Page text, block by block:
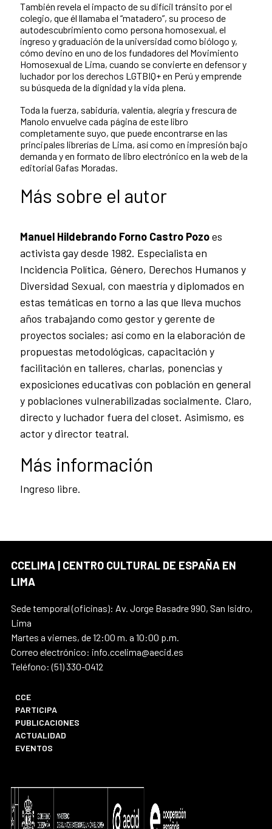
También revela el impacto de su difícil tránsito por el
colegio, que él llamaba el “matadero”, su proceso de
autodescubrimiento como persona homosexual, el
ingreso y graduación de la universidad como biólogo y,
cómo devino en uno de los fundadores del Movimiento
Homosexual de Lima, cuando se convierte en defensor y
luchador por los derechos LGTBIQ+ en Perú y emprende
su búsqueda de la dignidad y la vida plena.
Toda la fuerza, sabiduría, valentía, alegría y frescura de
Manolo envuelve cada página de este libro
completamente suyo, que puede encontrarse en las
principales librerías de Lima, así como en impresión bajo
demanda y en formato de libro electrónico en la web de la
editorial Gafas Moradas.
Más sobre el autor
Manuel Hildebrando Forno Castro Pozoes
activista gay desde 1982. Especialista en
Incidencia Política, Género, Derechos Humanos y
Diversidad Sexual, con maestría y diplomados en
estas temáticas en torno a las que lleva muchos
años trabajando como gestor y gerente de
proyectos sociales; así como en la elaboración de
propuestas metodológicas, capacitación y
facilitación en talleres, charlas, ponencias y
exposiciones educativas con población en general
y poblaciones vulnerabilizadas socialmente. Claro,
directo y luchador fuera del closet. Asimismo, es
actor y director teatral.
Más información
Ingreso libre.
CCELIMA | CENTRO CULTURAL DE ESPAÑA EN
LIMA
Sede temporal (oficinas): Av. Jorge Basadre 990, San Isidro,
Lima
Martes a viernes, de 12:00 m. a 10:00 p.m.
Correo electrónico: info.ccelima@aecid.es
Teléfono: (51) 330-0412
CCE
PARTICIPA
PUBLICACIONES
ACTUALIDAD
EVENTOS